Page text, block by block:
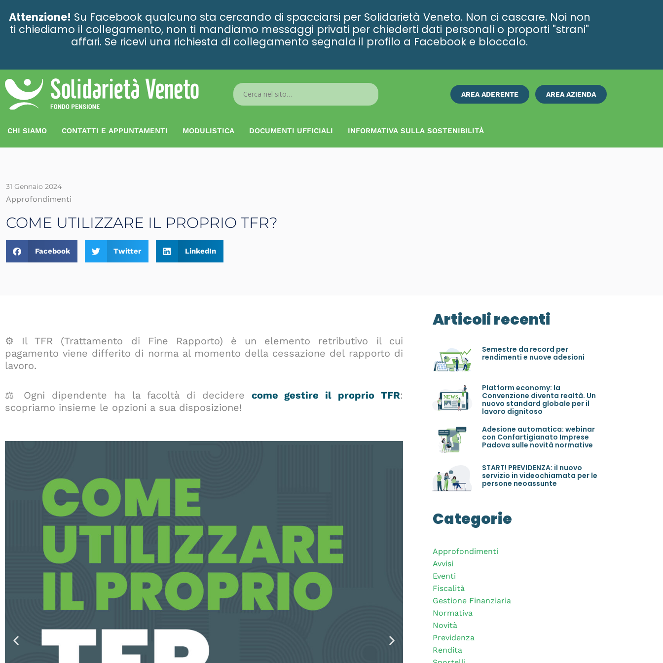
Attenzione! Su Facebook qualcuno sta cercando di spacciarsi per Solidarietà Veneto. Non ci cascare. Noi non
ti chiediamo il collegamento, non ti mandiamo messaggi privati per chiederti dati personali o proporti "strani"
affari. Se ricevi una richiesta di collegamento segnala il profilo a Facebook e bloccalo.
Search
...
AREA ADERENTE AREA AZIENDA
CHI SIAMO CONTATTI E APPUNTAMENTI MODULISTICA DOCUMENTI UFFICIALI INFORMATIVA SULLA SOSTENIBILITÀ
ISCRIVITI
31 Gennaio 2024
Approfondimenti
COME UTILIZZARE IL PROPRIO TFR?
Facebook Twitter LinkedIn
⚙️ Il TFR (Trattamento di Fine Rapporto) è un elemento retributivo il cui
pagamento viene differito di norma al momento della cessazione del rapporto di
lavoro.
⚖️ Ogni dipendente ha la facoltà di decidere come gestire il proprio TFR:
scopriamo insieme le opzioni a sua disposizione!
Articoli recenti
Semestre da record per
rendimenti e nuove adesioni
Platform economy: la
Convenzione diventa realtà. Un
nuovo standard globale per il
lavoro dignitoso
Adesione automatica: webinar
con Confartigianato Imprese
Padova sulle novità normative
START! PREVIDENZA: il nuovo
servizio in videochiamata per le
persone neoassunte
Categorie
Approfondimenti
Avvisi
Eventi
Fiscalità
Gestione Finanziaria
Normativa
Novità
Previdenza
Rendita